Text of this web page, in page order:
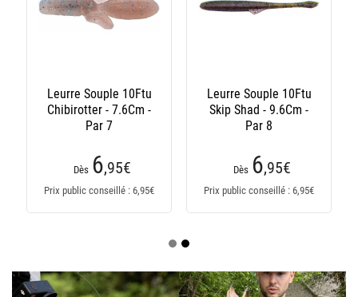
Leurre Souple 10Ftu
Chibirotter - 7.6Cm -
Par 7
Dès 6,95€
Prix public conseillé : 6,95€
Leurre Souple 10Ftu
Skip Shad - 9.6Cm -
Par 8
Dès 6,95€
Prix public conseillé : 6,95€